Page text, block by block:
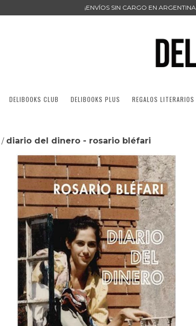
¡ENVÍOS SIN CARGO EN
DELIBOOKS CLUB DELIBOOKS PLUS REGALOS LITERARIOS
/ diario del dinero - rosario bléfari